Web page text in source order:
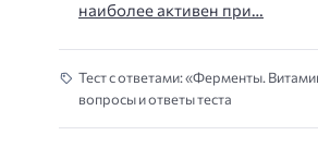
наиболее активен при…
Тест с ответами: «Ферменты.
вопросы и ответы теста